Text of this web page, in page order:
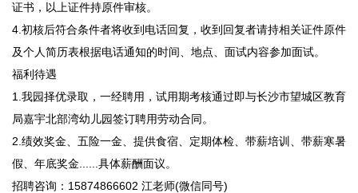
证书，以上证件持原件审核。
4.初核后符合条件者将收到电话回复，收到回复者请持相关证件原件
及个人简历表根据电话通知的时间、地点、面试内容参加面试。
福利待遇
1.我园择优录取，一经聘用，试用期考核通过即与长沙市望城区教育
局嘉宇北部湾幼儿园签订聘用劳动合同。
2.绩效奖金、五险一金、提供食宿、定期体检、带薪培训、带薪寒暑
假、年底奖金......具体薪酬面议。
招聘咨询：15874866602 江老师(微信同号)